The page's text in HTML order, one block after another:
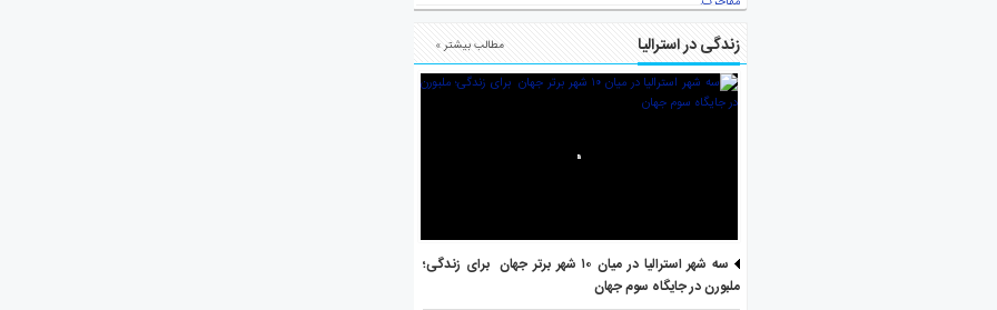
زندگی در استرالیا مطالب بیشتر »
سه شهر استرالیا در میان ۱۰ شهر برتر جهان برای زندگی؛
ملبورن در جایگاه سوم جهان